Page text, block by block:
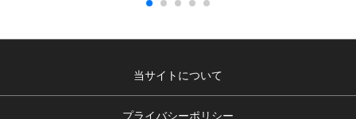
当サイトについて
プライバシーポリシー